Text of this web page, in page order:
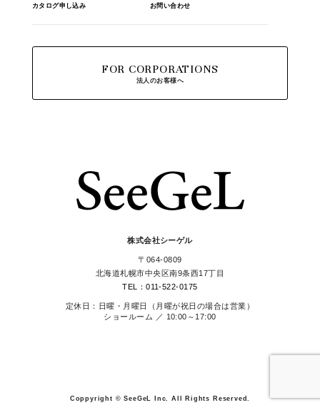
株式会社シーゲル
〒064-0809
北海道札幌市中央区南9条西17丁目
TEL：011-522-0175
定休日：日曜・月曜日（月曜が祝日の場合は営業）
ショールーム ／ 10:00～17:00
カタログ申し込み お問い合わせ
FOR CORPORATIONS
法人のお客様へ
Coppyright © SeeGeL Inc. All Rights Reserved.